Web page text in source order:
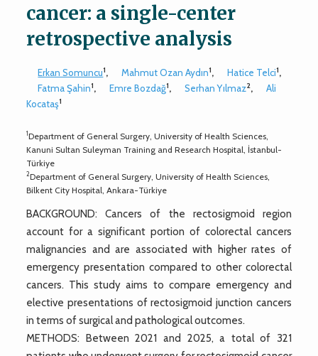
cancer: a single-center
retrospective analysis
Erkan Somuncu1, Mahmut Ozan Aydın1, Hatice Telci1,
Fatma Şahin1, Emre Bozdağ1, Serhan Yılmaz2,
Ali
Kocataş1
1Department of General Surgery, University of Health Sciences,
Kanuni Sultan Suleyman Training and Research Hospital, İstanbul-
Türkiye
2Department of General Surgery, University of Health Sciences,
Bilkent City Hospital, Ankara-Türkiye
BACKGROUND: Cancers of the rectosigmoid region
account for a significant portion of colorectal cancers
malignancies and are associated with higher rates of
emergency presentation compared to other colorectal
cancers. This study aims to compare emergency and
elective presentations of rectosigmoid junction cancers
in terms of surgical and pathological outcomes.
METHODS: Between 2021 and 2025, a total of 321